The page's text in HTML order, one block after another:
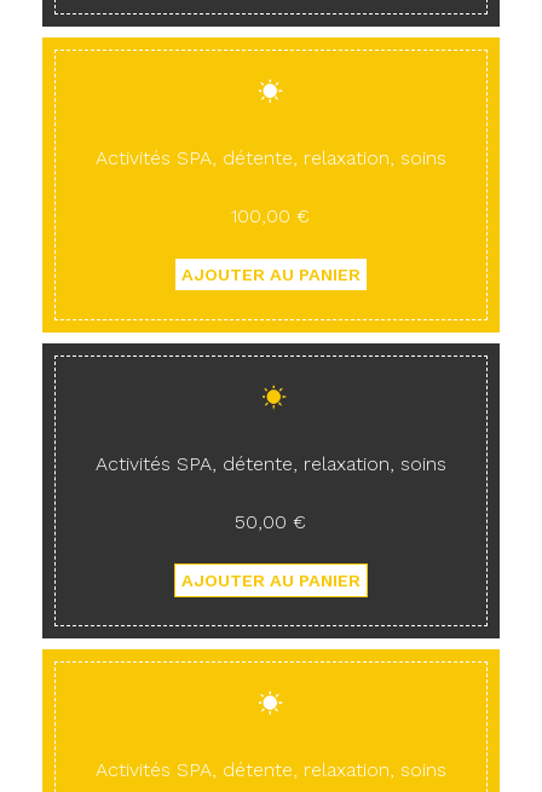
Activités SPA, détente, relaxation, soins
100,00 €
Activités SPA, détente, relaxation, soins
50,00 €
Activités SPA, détente, relaxation, soins